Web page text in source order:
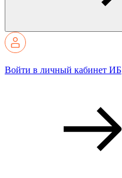
Войти в личный кабинет ИБ